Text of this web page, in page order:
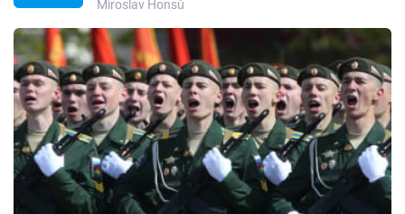
Témata
Pořady
TV Program
Časopis
Sledujte prima+
Miroslav Honsů